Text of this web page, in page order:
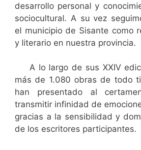
desarrollo personal y
sociocultural. A su vez
el municipio de Sisante como
y literario en nuestra provincia.
A lo largo de sus XXIV
más de 1.080 obras de todo
han presentado al
transmitir infinidad de
gracias a la sensibilidad y
de los escritores participantes.